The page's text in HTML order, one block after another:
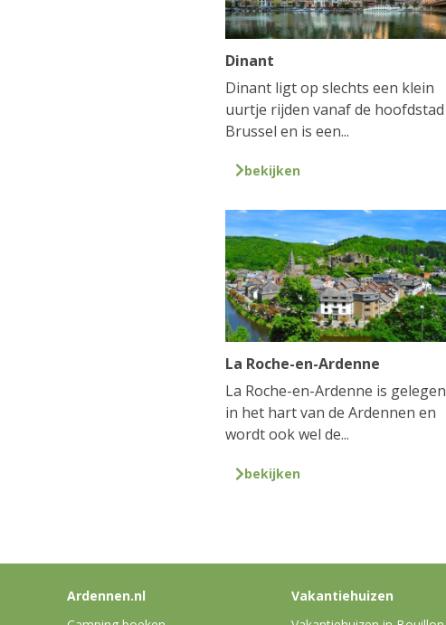
Dinant
Dinant ligt op slechts een klein
uurtje rijden vanaf de hoofdstad
Brussel en is een...
bekijken
La Roche-en-Ardenne
La Roche-en-Ardenne is gelegen
in het hart van de Ardennen en
wordt ook wel de...
bekijken
Ardennen.nl
Vakantiehuizen